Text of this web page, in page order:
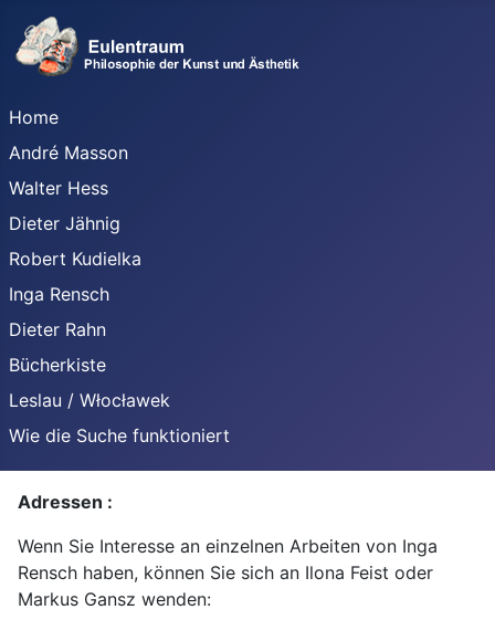
Home
André Masson
Walter Hess
Dieter Jähnig
Robert Kudielka
Inga Rensch
Dieter Rahn
Bücherkiste
Leslau / Włocławek
Wie die Suche funktioniert
Adressen :
Wenn Sie Interesse an einzelnen Arbeiten von Inga
Rensch haben, können Sie sich an Ilona Feist oder
Markus Gansz wenden: